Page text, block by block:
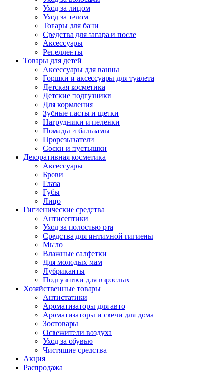
Уход за лицом
Уход за телом
Товары для бани
Средства для загара и после
Аксессуары
Репелленты
Товары для детей
Аксессуары для ванны
Горшки и аксессуары для туалета
Детская косметика
Детские подгузники
Для кормления
Зубные пасты и щетки
Нагрудники и пеленки
Помады и бальзамы
Прорезыватели
Соски и пустышки
Декоративная косметика
Аксессуары
Брови
Глаза
Губы
Лицо
Гигиенические средства
Антисептики
Уход за полостью рта
Средства для интимной гигиены
Мыло
Влажные салфетки
Для молодых мам
Лубриканты
Подгузники для взрослых
Хозяйственные товары
Антистатики
Ароматизаторы для авто
Ароматизаторы и свечи для дома
Зоотовары
Освежители воздуха
Уход за обувью
Чистящие средства
Акция
Распродажа